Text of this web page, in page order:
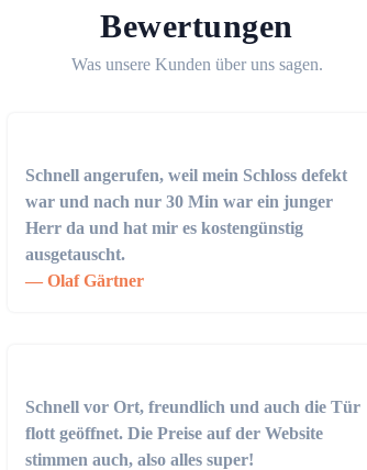
Bewertungen
Was unsere Kunden über uns sagen.
Schnell angerufen, weil mein Schloss defekt
war und nach nur 30 Min war ein junger
Herr da und hat mir es kostengünstig
ausgetauscht.
Olaf Gärtner
Schnell vor Ort, freundlich und auch die Tür
flott geöffnet. Die Preise auf der Website
stimmen auch, also alles super!